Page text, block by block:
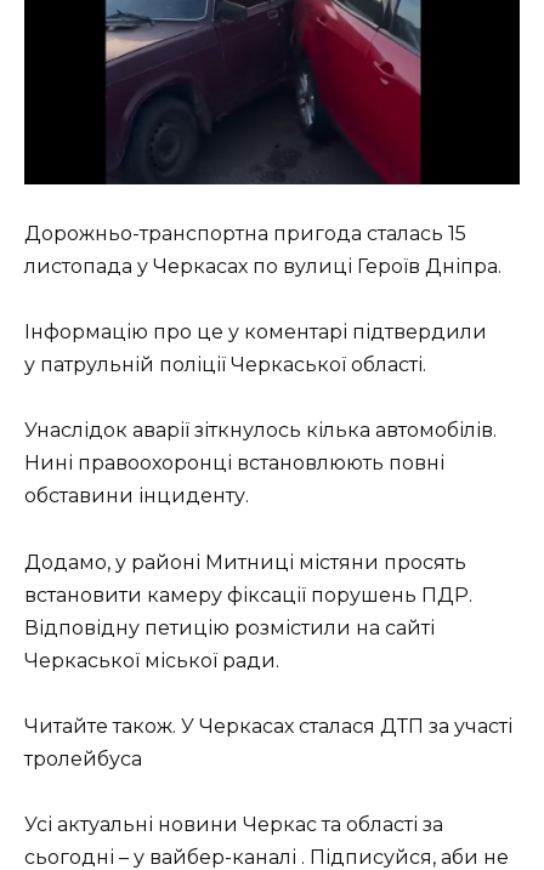
Дорожньо-транспортна пригода сталась 15
листопада у Черкасах по вулиці Героїв Дніпра.
Інформацію про це у коментарі підтвердили
у патрульній поліції Черкаської області.
Унаслідок аварії зіткнулось кілька автомобілів.
Нині правоохоронці встановлюють повні
обставини інциденту.
Додамо, у районі Митниці містяни просять
встановити камеру фіксації порушень ПДР.
Відповідну петицію розмістили на сайті
Черкаської міської ради.
Читайте також. У Черкасах сталася ДТП за участі
тролейбуса
Усі актуальні новини Черкас та області за
сьогодні – у вайбер-каналі . Підписуйся, аби не